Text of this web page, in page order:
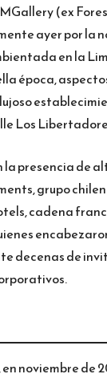
(ex
ayer por la
en la
época,
Los
la presencia de
grupo
cadena
decenas de
noviembre de